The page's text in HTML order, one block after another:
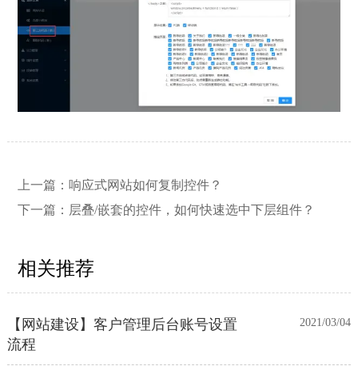
上一篇： 响应式网站如何复制控件？
下一篇： 层叠/嵌套的控件，如何快速选中下层组件？
相关推荐
邮件推送和微信推送？
目录上线多语言网站的区别
【网站建设】客户管理后台账号设置
流程
2021/03/04